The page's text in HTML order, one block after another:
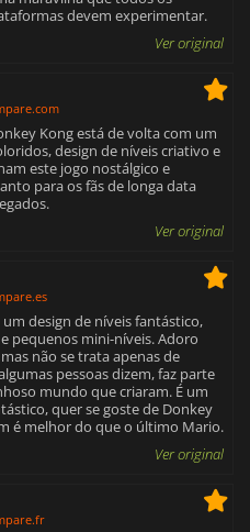
devem experimentar.
Ver original
Kong está de volta com um
design de níveis criativo e
este jogo nostálgico e
para os fãs de longa data
Ver original
design de níveis fantástico,
pequenos mini-níveis. Adoro
não se trata apenas de
pessoas dizem, faz parte
mundo que criaram. É um
quer se goste de Donkey
é melhor do que o último Mario.
Ver original